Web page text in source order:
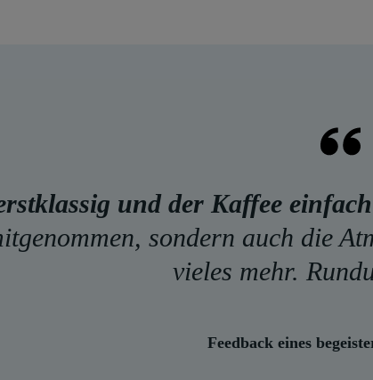
und der Kaffee
sondern auch die
vieles mehr.
Feedback eines